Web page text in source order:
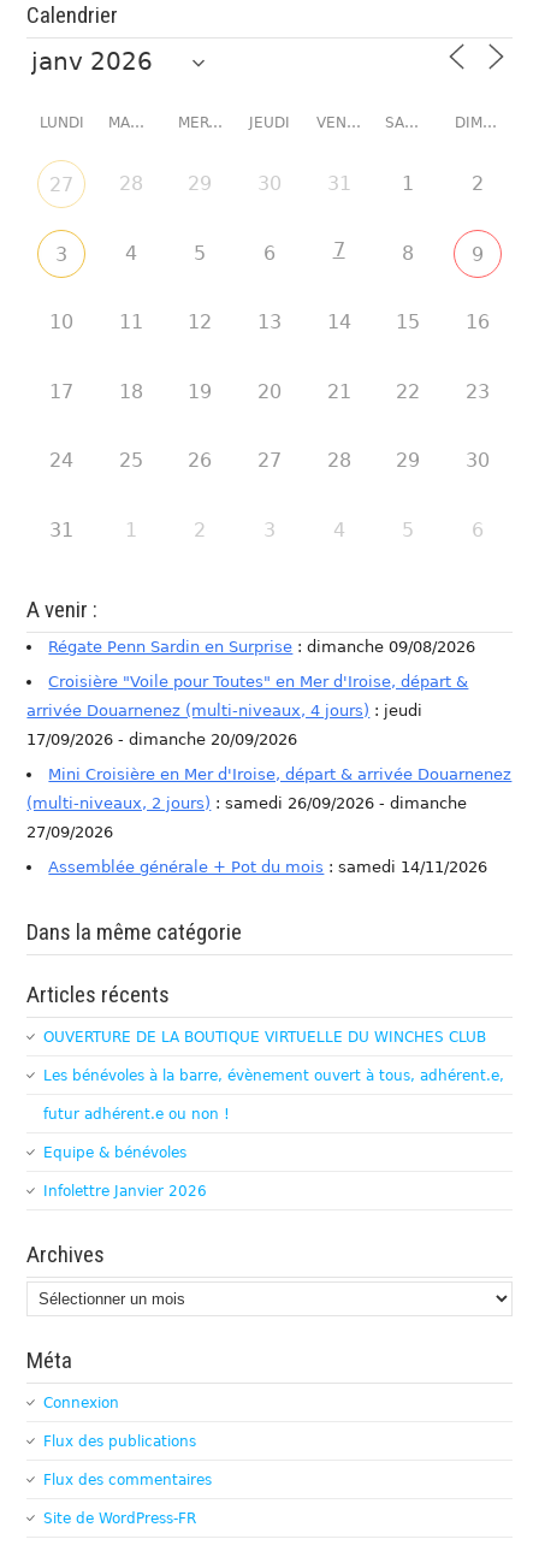
Calendrier
LUNDI MARDI MERCREDI JEUDI VENDREDI SAMEDI DIMANCHE
27 28 29 30 31 1 2
3 4 5 6 7 8 9
10 11 12 13 14 15 16
17 18 19 20 21 22 23
24 25 26 27 28 29 30
31 1 2 3 4 5 6
A venir :
Régate Penn Sardin en Surprise : dimanche 09/08/2026
Croisière "Voile pour Toutes" en Mer d'Iroise, départ &
arrivée Douarnenez (multi-niveaux, 4 jours) : jeudi
17/09/2026 - dimanche 20/09/2026
Mini Croisière en Mer d'Iroise, départ & arrivée Douarnenez
(multi-niveaux, 2 jours) : samedi 26/09/2026 - dimanche
27/09/2026
Assemblée générale + Pot du mois : samedi 14/11/2026
Dans la même catégorie
Articles récents
OUVERTURE DE LA BOUTIQUE VIRTUELLE DU WINCHES CLUB
Les bénévoles à la barre, évènement ouvert à tous, adhérent.e,
futur adhérent.e ou non !
Equipe & bénévoles
Infolettre Janvier 2026
Archives
Archives
Méta
Connexion
Flux des publications
Flux des commentaires
Site de WordPress-FR